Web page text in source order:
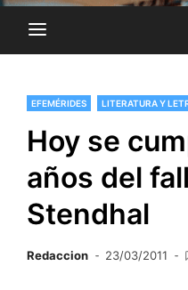
EFEMÉRIDES LITERATURA Y
Hoy se
años del
Stendhal
Redaccion 23/03/2011